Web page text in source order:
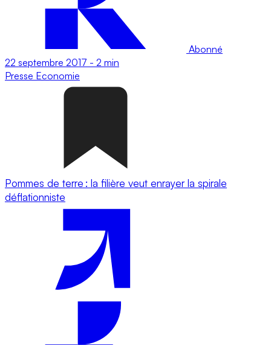
Abonné
22 septembre 2017 - 2 min
Presse Economie
Pommes de terre : la filière veut enrayer la spirale
déflationniste